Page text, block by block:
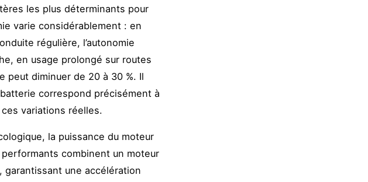
les plus déterminants pour
varie considérablement : en
régulière, l’autonomie
en usage prolongé sur routes
peut diminuer de 20 à 30 %. Il
correspond précisément à
variations réelles.
la puissance du moteur
combinent un moteur
une accélération